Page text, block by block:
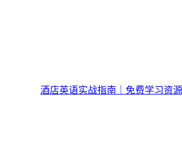
酒店英语实战指南｜免费学习资